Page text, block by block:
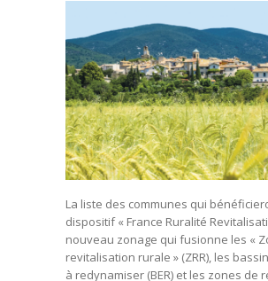
La liste des communes qui
dispositif « France Ruralité
nouveau zonage qui fusionne les «
revitalisation rurale » (ZRR), les
à redynamiser (BER) et les zones de